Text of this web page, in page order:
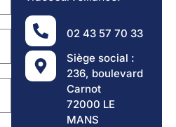
02 43 57 70 33
Siège social :
236, boulevard
Carnot
72000 LE
MANS